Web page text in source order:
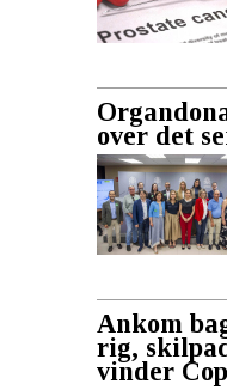
over det
Ankom
rig,
vinder